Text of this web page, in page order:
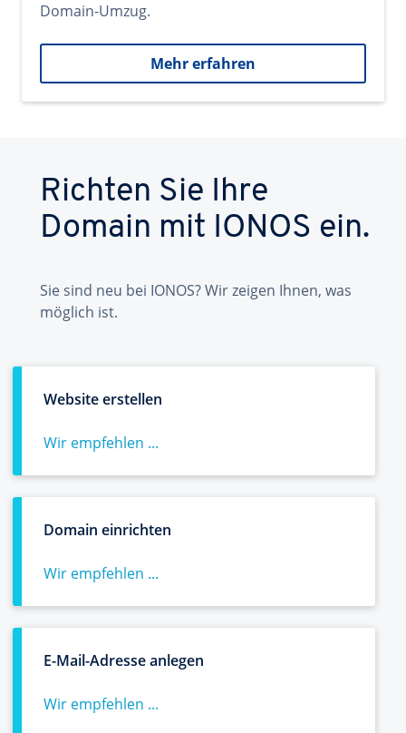
Domain-Umzug.
Mehr erfahren
Richten Sie Ihre
Domain mit IONOS ein.
Sie sind neu bei IONOS? Wir zeigen Ihnen, was
möglich ist.
Website erstellen
Wir empfehlen ...
Domain einrichten
Wir empfehlen ...
E-Mail-Adresse anlegen
Wir empfehlen ...